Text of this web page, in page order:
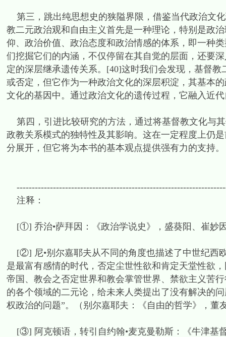
第三，跳出纯思想史的狭隘界限，借鉴当代政治文
教二元政治观和自由主义首先是一种理论，特别是政
仰、政治价值、政治态度和政治情感的体系，即一种
们挖掘它们的内涵，不仅停留在其自觉的层面，还要
定的深层继承遗传关系。[40]这时我们会发现，基督
或否定，但它作为一种政治文化的深层积淀，其基本
文化的基因中。通过政治文化的遗传过程，它融入近
第四，引进比较研究的方法，通过将基督教文化与
政教关系模式的独特性及其影响。这在一定程度上仍
分展开，但它将为本书的基本观点提供强有力的支持。
注释：
[①] 乔治•萨拜因：《政治学说史》，盛葵阳、崔妙
[②] 尼•别尔嘉耶夫从不同的角度也描述了中世纪西
是最富有感情的时代，否定尘世性欲和肯定天堂性欲
帝国、教会之否定世界和教会掌管世界、禁欲主义
的各个领域的二元论，给未来人类提出了没有解决的
权政治的问题”。（别尔嘉耶夫：《自由的哲学》，董
[③] 阿克顿语，转引自约翰•麦克曼勒斯：《牛津基